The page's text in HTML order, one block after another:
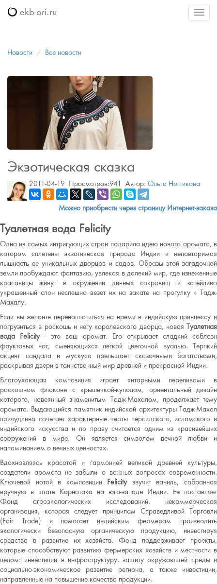
Меню
ekb-ori.ru
Новости Все новости
Экзотическая сказка
2011-04-19 Просмотров:941 Автор: Ольга Ногтикова
Можно приобрести через страницу Интернет-заказа
Туалетная вода Felicity
Одна из самых интригующих стран подарила идею нового аромата, в
котором сплетены экзотическая природа Индии и неповторимая
пышность ее уникальных дворцов и садов. Образы этой загадочной
земли пробуждают фантазию, увлекая в далекий мир, где изнеженные
красавицы живут в окружении дивных сокровищ и затейливо
украшенный слон неспешно везет их на закате на прогулку к Тадж-
Махалу.
Если вы желаете перевоплотиться на время в индийскую принцессу и
погрузиться в роскошь и негу королевского дворца, новая Туалетная
вода Felicity- это ваш аромат. Его открывает сладкий соблазн
фруктовых нот, сменяющихся легкой цветочной вуалью. Терпкий
акцент сандала и мускуса прельщает сказочными богатствами,
раскрывая двери в таинственный мир древней и прекрасной Индии.
Благоухающая композиция играет янтарными переливами в
роскошном флаконе с крышечкой-куполом, ориентальный дизайн
которого, навеянный знаменитым Тадж-Махалом, продолжает тему
аромата. Выдающийся памятник индийской архитектуры Тадж-Махал
причудливо сочетает характерные черты персидского, исламского и
индийского искусства и по праву считается одним из красивейших
сооружений в мире. Он является символом вечной любви и
напоминанием о вечных ценностях.
Вдохновляясь красотой и гармонией великой древней культуры,
создатели аромата не забыли о важных вопросах современности.
Ключевой нотой в композиции Felicityзвучит ваниль, собранная
вручную в штате Карнатака на юго-западе Индии. Ее поставляет
Фонд агроэкологических исследований, некоммерческая
организация, которая следует принципам Справедливой Торговли
(Fair Trade) и помогает индийским фермерам производить
экологически безопасную органическую продукцию, инвестируя
средства в развитие их хозяйств. Фонд поддерживает проекты,
которые способствуют развитию фермерских хозяйств и местности в
целом: инвестиции в инфраструктуру, защиту окружающей среды и
социально-экономическое развитие региона, а также инвестиции,
направленные на повышение качества продукции.